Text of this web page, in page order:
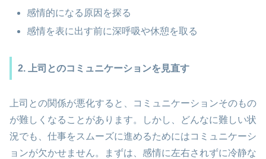
感情的になる原因を探る
感情を表に出す前に深呼吸や休憩を取る
2. 上司とのコミュニケーションを見直す
上司との関係が悪化すると、コミュニケーションそのもの
が難しくなることがあります。しかし、どんなに難しい状
況でも、仕事をスムーズに進めるためにはコミュニケーシ
ョンが欠かせません。まずは、感情に左右されずに冷静な